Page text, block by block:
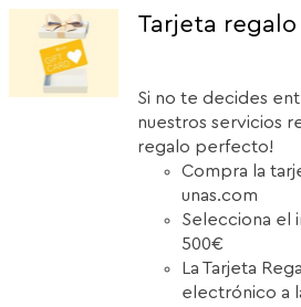
Tarjeta regalo
Si no te decides
nuestros servicios
regalo perfecto!
Compra la
unas.com
Selecciona el
500€
La Tarjeta
electrónico a